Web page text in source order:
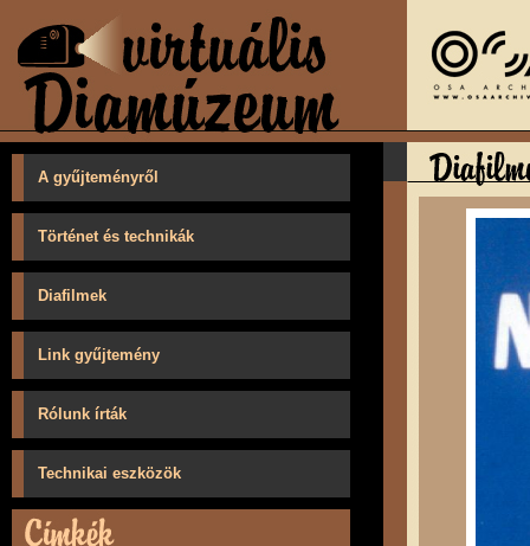
A gyűjteményről
Történet és technikák
Diafilmek
Link gyűjtemény
Rólunk írták
Technikai eszközök